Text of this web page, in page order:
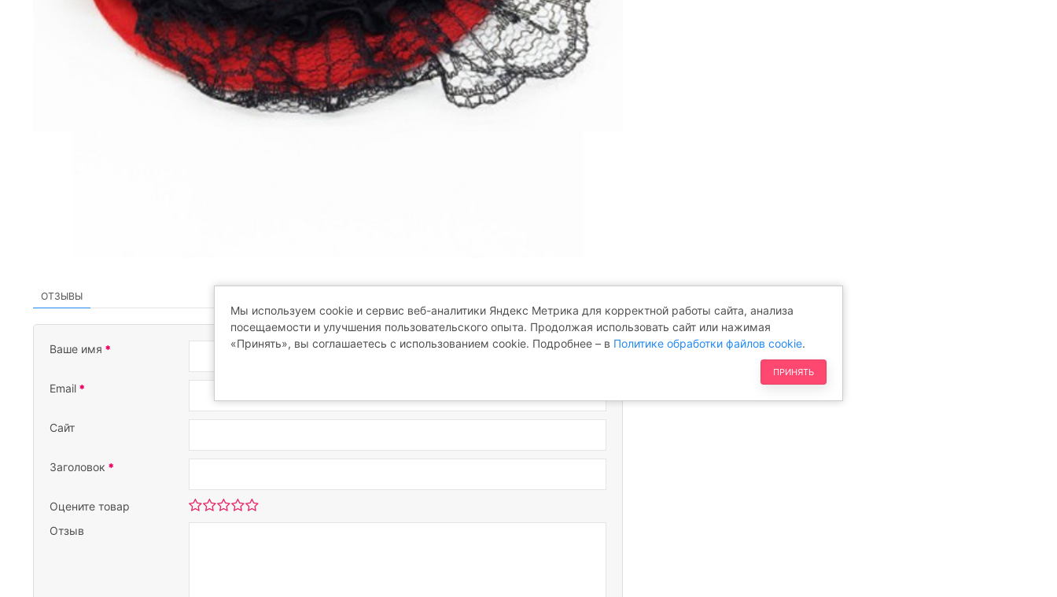
ОТЗЫВЫ
Ваше имя
Email
Сайт
Заголовок
Оцените товар
Отзыв
Мы используем cookie и сервис веб-аналитики Яндекс Метрика для корректной работы сайта, анализа
посещаемости и улучшения пользовательского опыта. Продолжая использовать сайт или нажимая
«Принять», вы соглашаетесь с использованием cookie. Подробнее – в Политике обработки файлов cookie.
ПРИНЯТЬ